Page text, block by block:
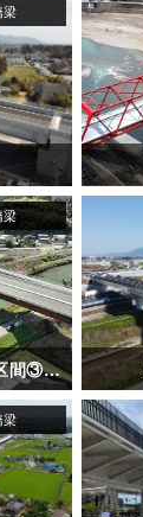
池上インター橋（区間③-1）